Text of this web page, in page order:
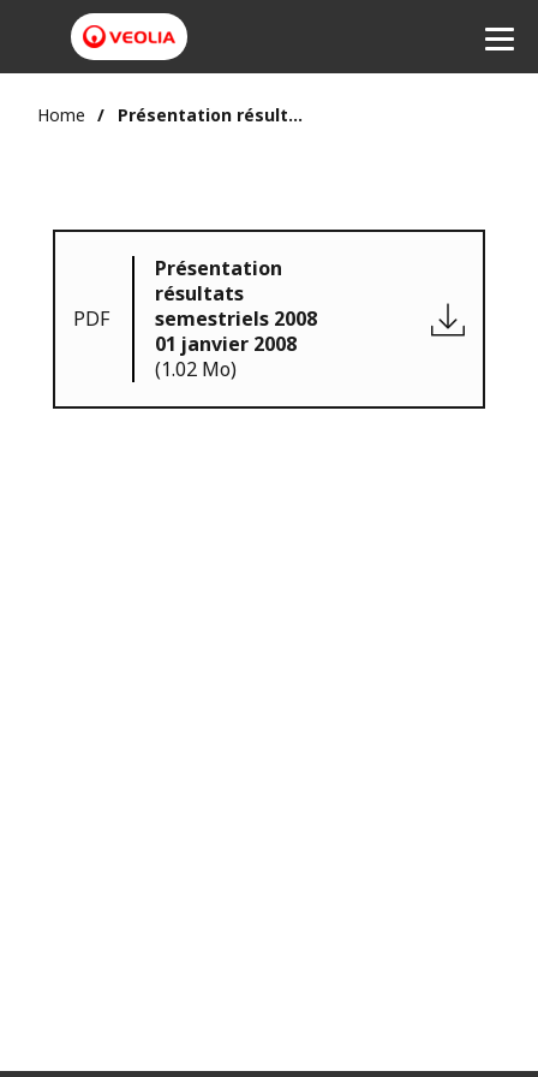
Home Présentation résultats semestriels 2008 01 janvier 2008
PDF
Présentation
résultats
semestriels 2008
01 janvier 2008
(1.02 Mo)